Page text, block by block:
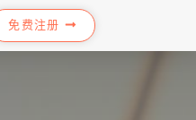
免费注册